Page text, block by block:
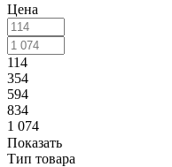
Цена
114
354
594
834
1 074
Показать
Тип товара